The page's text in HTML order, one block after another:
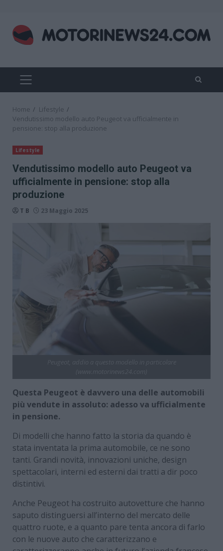
content
PRIMARY
MENU
Home
Lifestyle
Vendutissimo modello auto Peugeot va ufficialmente in
pensione: stop alla produzione
Lifestyle
Vendutissimo modello auto Peugeot va
ufficialmente in pensione: stop alla
produzione
T B 23 Maggio 2025
Questa Peugeot è davvero una delle automobili
più vendute in assoluto: adesso va ufficialmente
in pensione.
Di modelli che hanno fatto la storia da quando è
stata inventata la prima automobile, ce ne sono
tanti. Grandi novità, innovazioni uniche, design
spettacolari, interni ed esterni dai tratti a dir poco
distintivi.
Anche Peugeot ha costruito autovetture che hanno
saputo distinguersi all’interno del mercato delle
quattro ruote, e a quanto pare tenta ancora di farlo
con le nuove auto che caratterizzano e